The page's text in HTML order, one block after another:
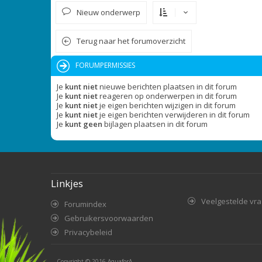
Nieuw onderwerp
Terug naar het forumoverzicht
FORUMPERMISSIES
Je kunt nietnieuwe berichten plaatsen in dit forum
Je kunt nietreageren op onderwerpen in dit forum
Je kunt nietje eigen berichten wijzigen in dit forum
Je kunt nietje eigen berichten verwijderen in dit forum
Je kunt geen bijlagen plaatsen in dit forum
Linkjes
Forumindex
Gebruikersvoorwaarden
Privacybeleid
Veelgestelde